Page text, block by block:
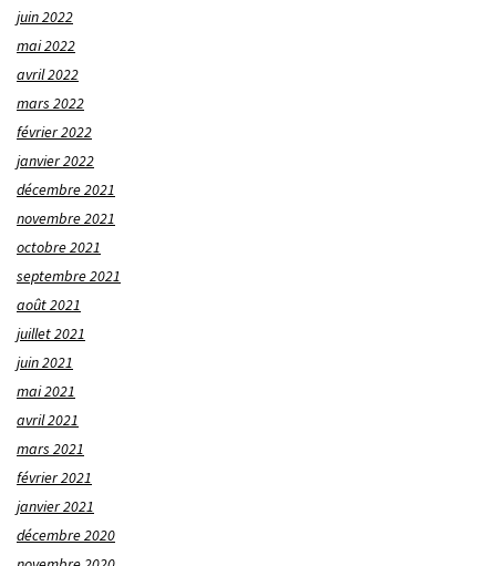
juin 2022
mai 2022
avril 2022
mars 2022
février 2022
janvier 2022
décembre 2021
novembre 2021
octobre 2021
septembre 2021
août 2021
juillet 2021
juin 2021
mai 2021
avril 2021
mars 2021
février 2021
janvier 2021
décembre 2020